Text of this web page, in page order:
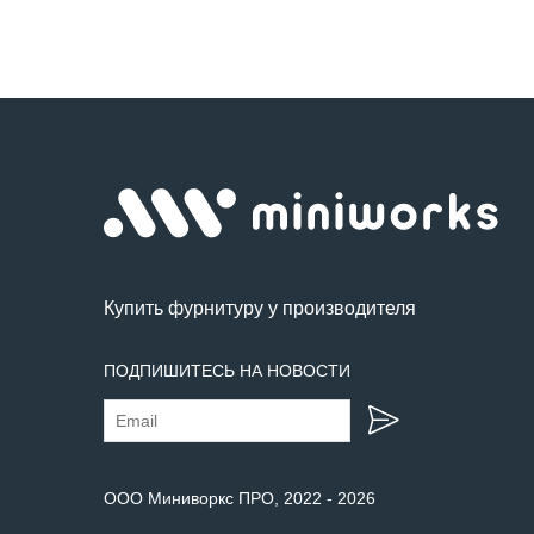
Купить фурнитуру у производителя
ПОДПИШИТЕСЬ НА НОВОСТИ
ООО Миниворкс ПРО , 2022 - 2026